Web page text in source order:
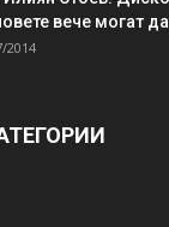
вече могат
2014